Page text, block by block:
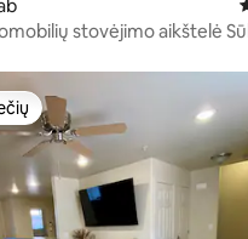
stovėjimo aikštelė